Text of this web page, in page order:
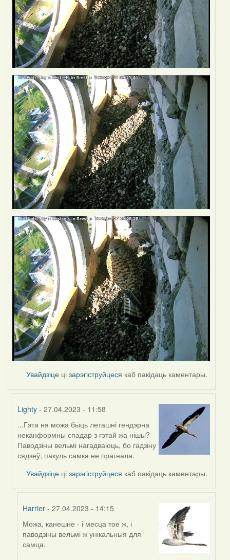
Увайдзіце цізарэгіструйцеся каб пакідаць каментары.
Lighty - 27.04.2023 - 11:58
In
reply
to
by
Harrier
...Гэта ня можа быць леташні гендэрна
неканформны спадар з гэтай жа нішы?
Паводзіны вельмі нагадваюць, бо гадзіну
сядзеў, пакуль самка не прагнала.
Увайдзіце цізарэгіструйцеся каб пакідаць каментары.
Harrier - 27.04.2023 - 14:15
In
reply
to
Можа, канешне - і месца тое ж, і
паводзіны вельмі ж унікальныя для
самца.